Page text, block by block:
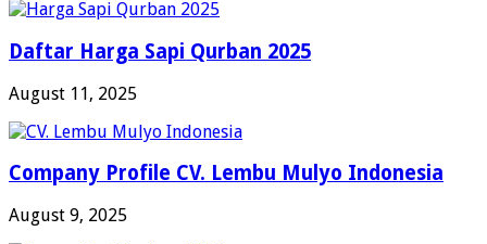
Daftar Harga Sapi Qurban 2025
August 11, 2025
Company Profile CV. Lembu Mulyo Indonesia
August 9, 2025